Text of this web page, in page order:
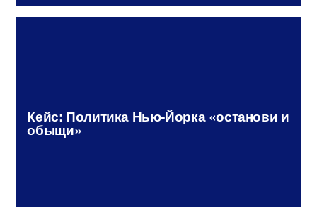
Кейс: Политика Нью-Йорка «останови и
обыщи»